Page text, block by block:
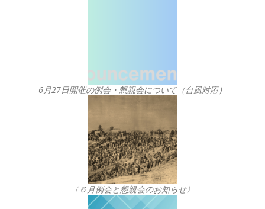
6月27日開催の例会・懇親会について（台風対応）
〈６月例会と懇親会のお知らせ〉